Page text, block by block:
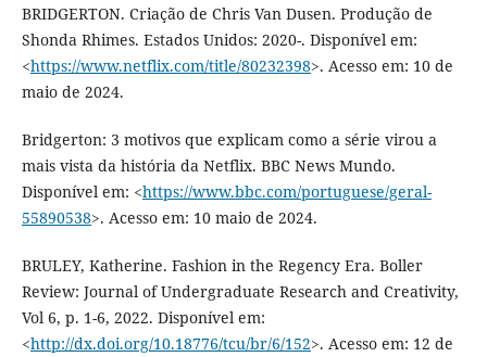
BRIDGERTON. Criação de Chris Van Dusen. Produção de
Shonda Rhimes. Estados Unidos: 2020-. Disponível em:
<https://www.netflix.com/title/80232398>. Acesso em: 10 de
maio de 2024.
Bridgerton: 3 motivos que explicam como a série virou a
mais vista da história da Netflix. BBC News Mundo.
Disponível em: <https://www.bbc.com/portuguese/geral-
55890538>. Acesso em: 10 maio de 2024.
BRULEY, Katherine. Fashion in the Regency Era. Boller
Review: Journal of Undergraduate Research and Creativity,
Vol 6, p. 1-6, 2022. Disponível em:
<http://dx.doi.org/10.18776/tcu/br/6/152>. Acesso em: 12 de